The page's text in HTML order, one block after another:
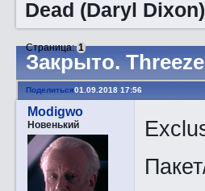
Dead (Daryl Dixon)
Закрытo.
Страница:1
Поделиться01.09.2018 17:56
Modigwo
Новенький